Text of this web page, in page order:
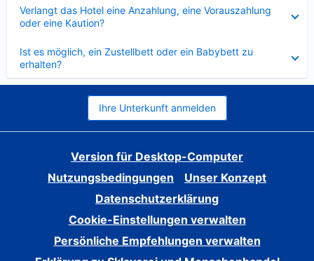
Verlangt das Hotel eine Anzahlung, eine Vorauszahlung
oder eine Kaution?
Ist es möglich, ein Zustellbett oder ein Babybett zu
erhalten?
Ihre Unterkunft anmelden
Version für Desktop-Computer
Nutzungsbedingungen
Unser Konzept
Datenschutzerklärung
Cookie-Einstellungen verwalten
Persönliche Empfehlungen verwalten